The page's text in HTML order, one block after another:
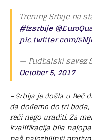
Trening Srbije na
#fssrbije
pic.twitter.com/
— Fudbalski savez
October 5, 2017
– Srbija je došla u Beč
da dođemo do tri
reći nego uraditi. Za
kvalifikacija bila